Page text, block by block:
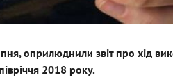
оприлюднили звіт про хід
2018 року.